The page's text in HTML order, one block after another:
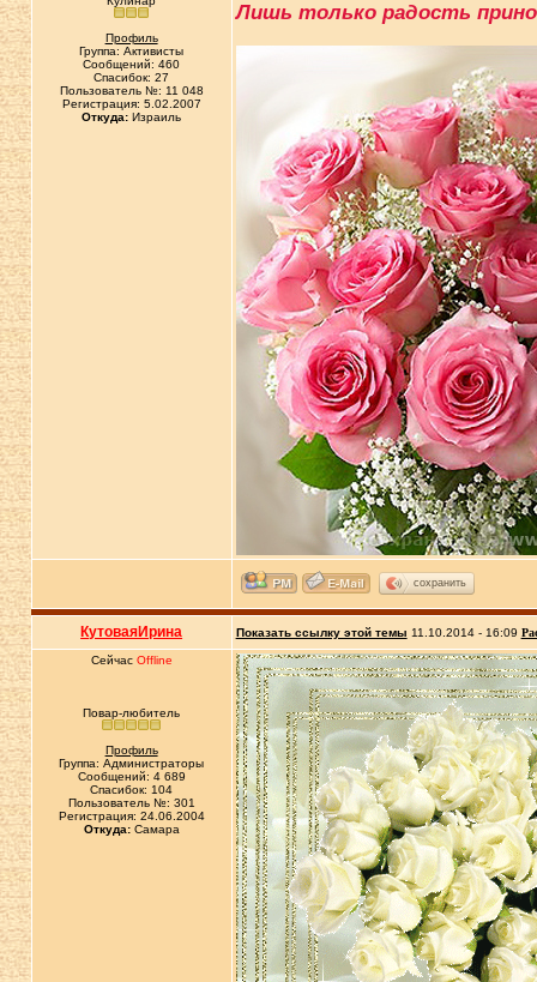
Профиль
Группа: Активисты
Сообщений: 460
Спасибок: 27
Пользователь №: 11 048
Регистрация: 5.02.2007
Откуда: Израиль
Лишь только радость
сохранить
КутоваяИрина Показать ссылку этой темы 11.10.2014 - 16:09
Сейчас Offline
Повар-любитель
Профиль
Группа: Администраторы
Сообщений: 4 689
Спасибок: 104
Пользователь №: 301
Регистрация: 24.06.2004
Откуда:Самара